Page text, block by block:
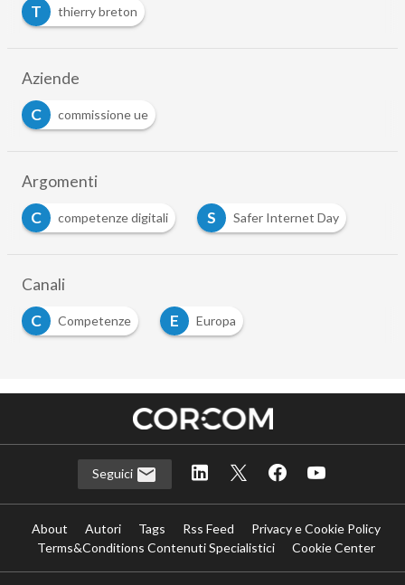
T
thierry breton
Aziende
C
commissione ue
Argomenti
C
competenze digitali S Safer Internet Day
Canali
C
Competenze E Europa
Seguici
About Autori Tags Rss Feed
Privacy e Cookie Policy
Terms&Conditions Contenuti Specialistici
Cookie Center